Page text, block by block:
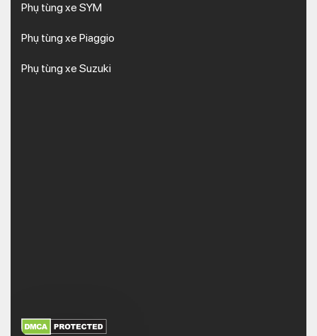
Phụ tùng xe SYM
Phụ tùng xe Piaggio
Phụ tùng xe Suzuki